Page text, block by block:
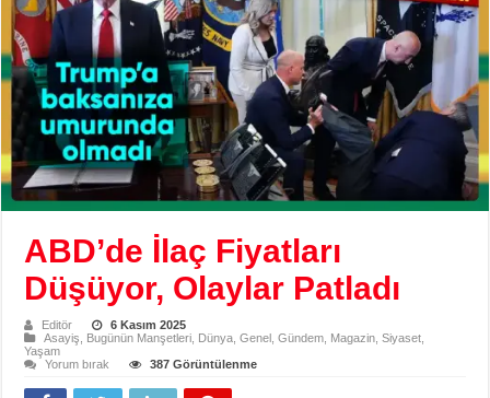
ABD’de İlaç Fiyatları
Düşüyor, Olaylar Patladı
Editör
6 Kasım 2025
Asayiş
Bugünün Manşetleri Dünya ,Genel ,Gündem Magazin ,Siyaset
Yaşam
Yorum bırak
387 Görüntülenme